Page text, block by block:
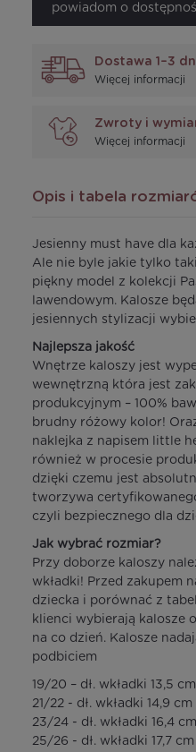
powiadom o
Dostawa 1–3
Więcej informacji
Zwroty i
Więcej informacji
Opis i tabela
Jesienny must have dla
Ale nie byle jakie tylko
piękny model z kolekcji
lawendowym. Kalosze
jesiennych stylizacji
Najlepsza jakość
Wnętrze kaloszy jest
wewnętrzną która jest
produkcyjnym – 100%
brudny różowy kolor!
naklejka z napisem little
również w procesie
dzięki czemu jest
tworzywa
czyli bezpiecznego dla
Jak wybrać rozmiar?
Przy doborze kaloszy
wkładki! Przed zakupem
dziecka i porównać z
klienci wybierają kalosze
na co dzień. Kalosze
podbiciem
19/20 – dł. wkładki 13,5 cm
21/22 - dł. wkładki 14,9 cm
23/24 - dł. wkładki 16,4 cm
25/26 - dł. wkładki 17,7 cm